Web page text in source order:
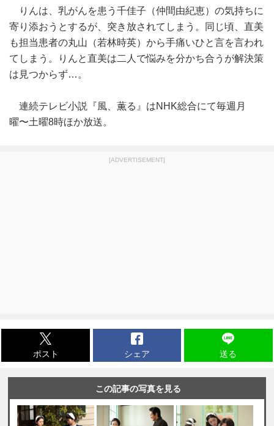
りんは、乳がんを患う千佳子（仲間由紀恵）の気持ちに
寄り添おうとするが、突き放されてしまう。同じ頃、直美
も担当患者の丸山（若林時英）から手痛いひと言を言われ
てしまう。りんと直美は二人で悩みを分かち合うが解決策
は見つからず…。
連続テレビ小説『風、薫る』はNHK総合にて毎週月
曜〜土曜8時ほか放送。
[ADVERTISEMENT]
ポスト シェア 送る
この記事の写真を見る